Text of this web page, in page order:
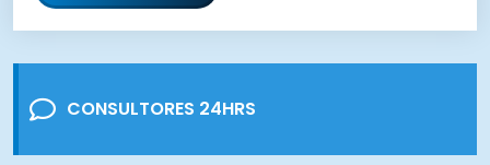
CONSULTORES 24HRS